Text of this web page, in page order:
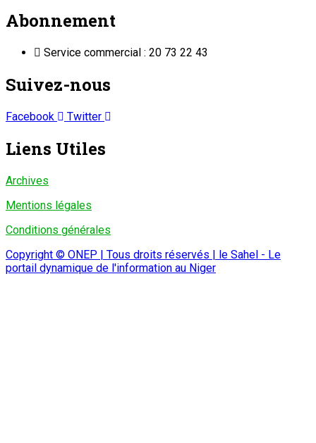
Abonnement
Service commercial : 20 73 22 43
Suivez-nous
Facebook Twitter
Liens Utiles
Archives
Mentions légales
Conditions générales
Copyright © ONEP | Tous droits réservés | le Sahel - Le
portail dynamique de l'information au Niger